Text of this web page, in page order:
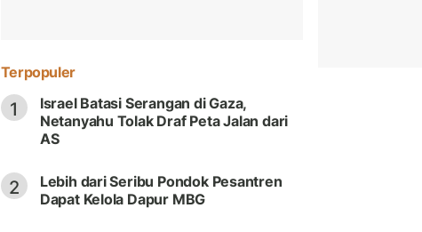
Terpopuler
1
Israel Batasi Serangan di Gaza,
Netanyahu Tolak Draf Peta Jalan dari
AS
2
Lebih dari Seribu Pondok Pesantren
Dapat Kelola Dapur MBG